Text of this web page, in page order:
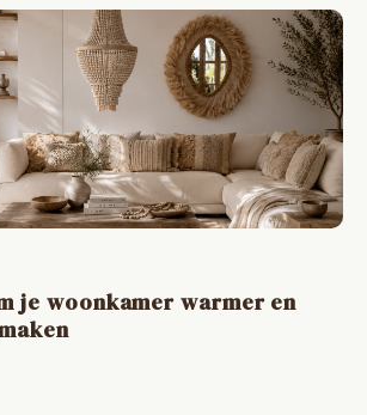
je woonkamer warmer en